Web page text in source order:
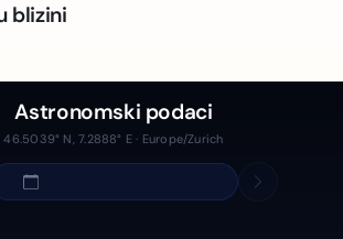
blizini
Astronomski podaci
46.5039° N, 7.2888° E · Europe/Zurich